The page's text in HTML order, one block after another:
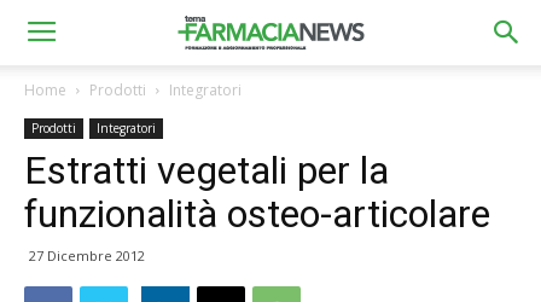
Home Prodotti Integratori
Prodotti Integratori
Estratti vegetali per la
funzionalità osteo-articolare
27 Dicembre 2012